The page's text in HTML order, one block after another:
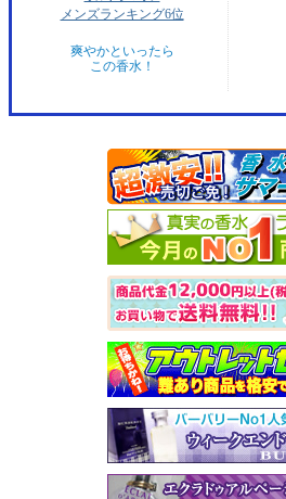
メンズランキング6位
爽やかといったら
この香水！